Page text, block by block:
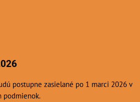
postupne zasielané po 1 marci 2026 v
podmienok.